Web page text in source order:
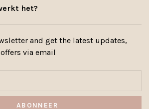
het?
and get the latest updates,
via email
ABONNEER